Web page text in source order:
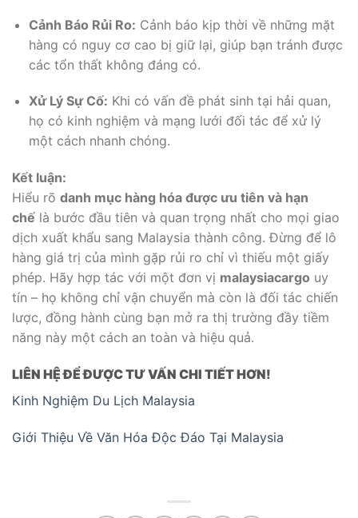
Cảnh Báo Rủi Ro: Cảnh báo kịp thời về những mặt
hàng có nguy cơ cao bị giữ lại, giúp bạn tránh được
các tổn thất không đáng có.
Xử Lý Sự Cố: Khi có vấn đề phát sinh tại hải quan,
họ có kinh nghiệm và mạng lưới đối tác để xử lý
một cách nhanh chóng.
Kết luận:
Hiểu rõ danh mục hàng hóa được ưu tiên và hạn
chế là bước đầu tiên và quan trọng nhất cho mọi giao
dịch xuất khẩu sang Malaysia thành công. Đừng để lô
hàng giá trị của mình gặp rủi ro chỉ vì thiếu một giấy
phép. Hãy hợp tác với một đơn vị malaysiacargo uy
tín – họ không chỉ vận chuyển mà còn là đối tác chiến
lược, đồng hành cùng bạn mở ra thị trường đầy tiềm
năng này một cách an toàn và hiệu quả.
LIÊN HỆ ĐỂ ĐƯỢC TƯ VẤN CHI TIẾT HƠN!
Kinh Nghiệm Du Lịch Malaysia
Giới Thiệu Về Văn Hóa Độc Đáo Tại Malaysia